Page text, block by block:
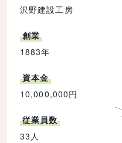
沢野建設工房
創業
1883年
資本金
10,000,000円
従業員数
33人